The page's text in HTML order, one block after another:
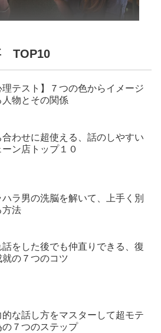
TOP10
理テスト】７つの色からイメージ
人物とその関係
合わせに超使える、話のしやすい
ーン店トップ１０
ハラ男の洗脳を解いて、上手く別
方法
話をした後でも仲直りできる、復
就の７つのコツ
的な話し方をマスターして超モテ
の７つのステップ